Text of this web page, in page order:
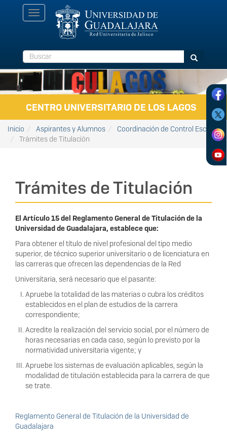
Pasar al contenido principal
Toggle
navigation
Buscar Buscar
CENTRO UNIVERSITARIO DE LOS LAGOS
Inicio Aspirantes y Alumnos
Coordinación de Control Escolar
Trámites de Titulación
Trámites de Titulación
El Artículo 15 del Reglamento General de Titulación de la
Universidad de Guadalajara, establece que:
Para obtener el título de nivel profesional del tipo medio
superior, de técnico superior universitario o de licenciatura en
las carreras que ofrecen las dependencias de la Red
Universitaria, será necesario que el pasante:
Apruebe la totalidad de las materias o cubra los créditos
establecidos en el plan de estudios de la carrera
correspondiente;
Acredite la realización del servicio social, por el número de
horas necesarias en cada caso, según lo previsto por la
normatividad universitaria vigente; y
Apruebe los sistemas de evaluación aplicables, según la
modalidad de titulación establecida para la carrera de que
se trate.
Reglamento General de Titulación de la Universidad de
Guadalajara